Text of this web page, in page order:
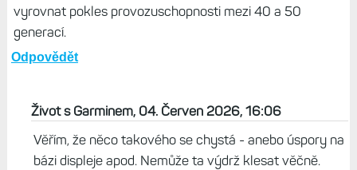
vyrovnat pokles provozuschopnosti mezi 40 a 50
generací.
Odpovědět
Život s Garminem, 04. Červen 2026, 16:06
Věřím, že něco takového se chystá - anebo úspory na
bázi displeje apod. Nemůže ta výdrž klesat věčně.